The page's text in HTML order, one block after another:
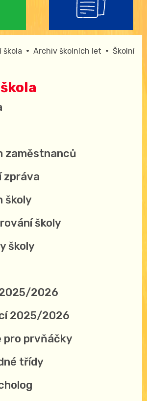
škola • Archiv školních let • Školní
zaměstnanců
zpráva
školy
školy
školy
2026
2025/2026
pro prvňáčky
třídy